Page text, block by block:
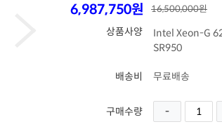
6,987,750원 16,500,000원
상품사양
Intel Xeon-G
SR950
배송비 무료배송
구매수량